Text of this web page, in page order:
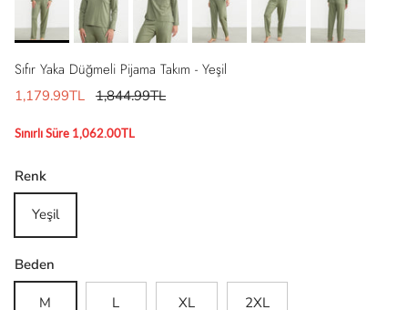
Sıfır Yaka Düğmeli Pijama Takım - Yeşil
1,179.99TL 1,844.99TL
Sınırlı Süre 1,062.00TL
Renk
Yeşil
Beden
M L XL 2XL